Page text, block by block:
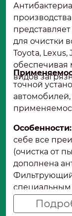
для очистки
Toyota, Lexus,
обеспечивая
видов
точной
себе все
(очистка от
дополнена
специальным
натуральных
грейпфрута